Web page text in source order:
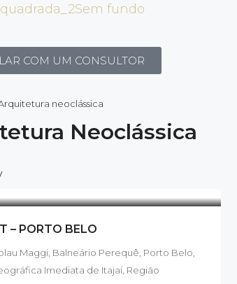
COM UM CONSULTOR
neoclássica
Neoclássica
– PORTO BELO
Maggi, Balneário Perequê, Porto Belo,
Imediata de Itajaí, Região